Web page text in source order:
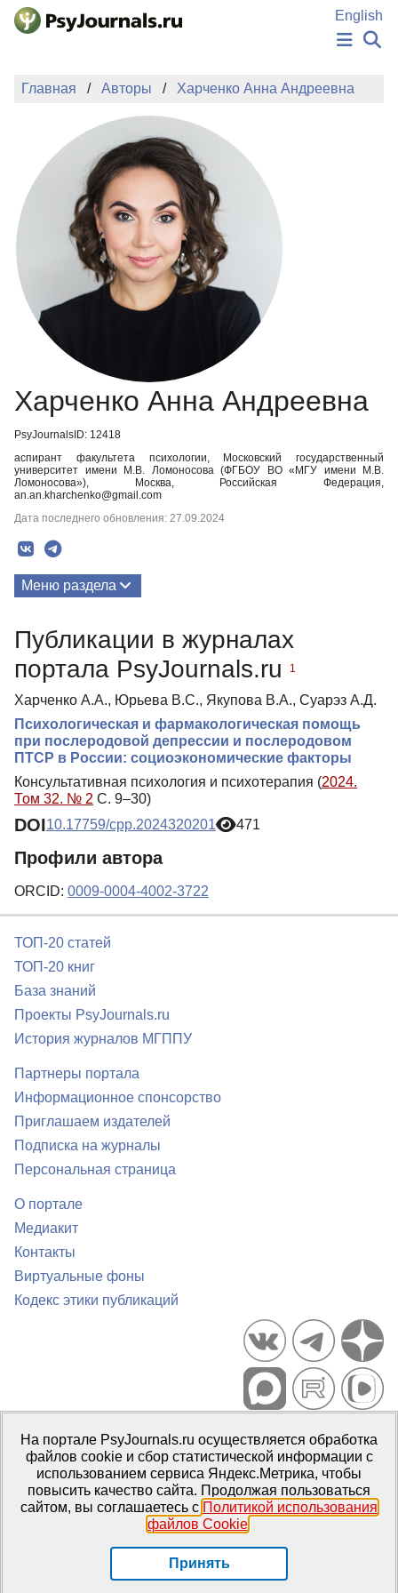
Перейти к основному содержанию
English
НОВОСТИ
АВТОРЫ
ПОДАТЬ РУКОПИСЬ
БАЗА ЗНАНИЙ
КЛЮЧЕВЫЕ СЛОВА
Регистрация
Главная Авторы Харченко Анна Андреевна
Харченко Анна Андреевна
PsyJournalsID: 12418
аспирант факультета психологии, Московский государственный
университет имени М.В. Ломоносова (ФГБОУ ВО «МГУ имени М.В.
Ломоносова»), Москва, Российская Федерация,
an.an.kharchenko@gmail.com
Дата последнего обновления: 27.09.2024
Меню раздела
Публикации в журналах
портала PsyJournals.ru
1
Харченко А.А., Юрьева В.С., Якупова В.А., Суарэз А.Д.
Психологическая и фармакологическая помощь
при послеродовой депрессии и послеродовом
ПТСР в России: социоэкономические факторы
Консультативная психология и психотерапия (2024.
Том 32. № 2 С. 9–30)
DOI10.17759/cpp.2024320201 471
Профили автора
ORCID: 0009-0004-4002-3722
ТОП-20 статей
ТОП-20 книг
База знаний
Проекты PsyJournals.ru
История журналов МГППУ
Партнеры портала
Информационное спонсорство
Приглашаем издателей
Подписка на журналы
Персональная страница
О портале
Медиакит
Контакты
Виртуальные фоны
Кодекс этики публикаций
Портал психологических изданий PsyJournals.ru, 2007–2026
Правила использования материалов
Свидетельство регистрации СМИЭл № ФС77-66447 от 14 июля
2016 г.
Издатель: ФГБОУ ВО МГППУ
На портале PsyJournals.ru осуществляется обработка
файлов cookie и сбор статистической информации с
использованием сервиса Яндекс.Метрика, чтобы
повысить качество сайта. Продолжая пользоваться
сайтом, вы соглашаетесь с Политикой использования
файлов Cookie.
Принять